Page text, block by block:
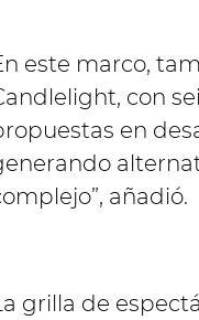
este marco,
con
en
añadió.
grilla de